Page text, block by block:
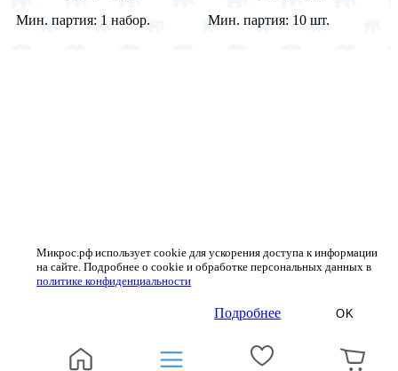
Мин. партия: 1 набор. Мин. партия: 10 шт.
Микрос.рф использует cookie для ускорения доступа к информации
на сайте. Подробнее о cookie и обработке персональных данных в
политике конфиденциальности
Подробнее OK